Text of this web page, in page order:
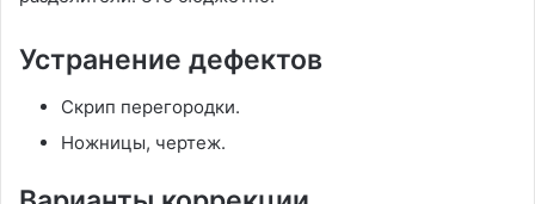
Устранение дефектов
Скрип перегородки.
Ножницы, чертеж.